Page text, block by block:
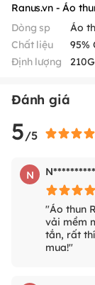
Ranus.vn - Áo
Dòng sp
Áo
Chất liệu
95%
Định lượng
Đánh giá
5/5
N
"Áo thun
vải mềm
tắn, rất
mua!"